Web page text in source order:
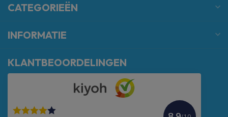
CATEGORIEËN
INFORMATIE
KLANTBEOORDELINGEN